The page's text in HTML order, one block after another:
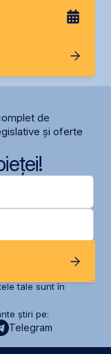
de
și oferte
tale sunt în
știri pe:
Telegram